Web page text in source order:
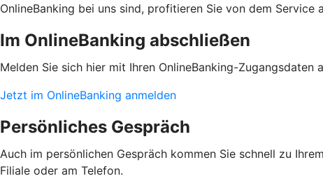
OnlineBanking bei uns sind, profitieren Sie von dem Service
Im OnlineBanking abschließen
Melden Sie sich hier mit Ihren OnlineBanking-
Jetzt im OnlineBanking anmelden
Persönliches Gespräch
Auch im persönlichen Gespräch kommen Sie schnell zu
Filiale oder am Telefon.